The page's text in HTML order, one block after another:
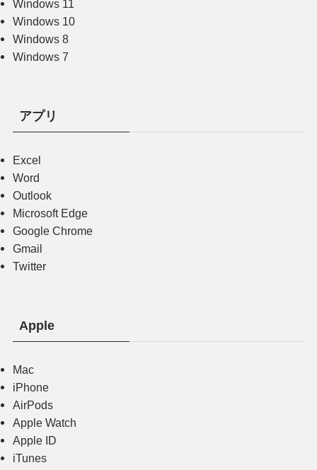
Windows 11
Windows 10
Windows 8
Windows 7
アプリ
Excel
Word
Outlook
Microsoft Edge
Google Chrome
Gmail
Twitter
Apple
Mac
iPhone
AirPods
Apple Watch
Apple ID
iTunes